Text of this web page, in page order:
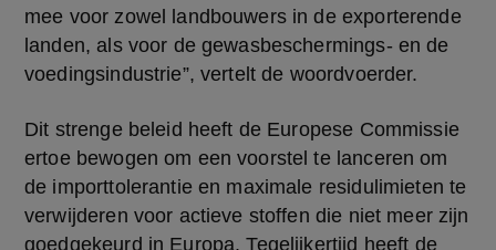
mee voor zowel landbouwers in de exporterende
landen, als voor de gewasbeschermings- en de
voedingsindustrie”, vertelt de woordvoerder.
Dit strenge beleid heeft de Europese Commissie
ertoe bewogen om een voorstel te lanceren om
de importtolerantie en maximale residulimieten te
verwijderen voor actieve stoffen die niet meer zijn
goedgekeurd in Europa. Tegelijkertijd heeft de